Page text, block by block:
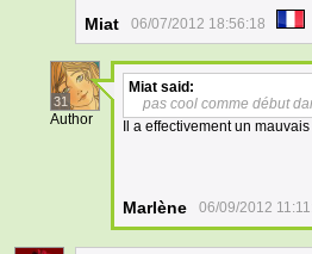
Miat 06/07/2012 18:56:18
31
Author
Miat said:
pas cool comme début
Il a effectivement un
Marlène 06/09/2012